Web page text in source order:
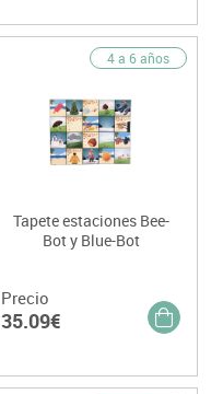
4 a 6 años
Tapete estaciones Bee-
Bot y Blue-Bot
Precio
35.09€